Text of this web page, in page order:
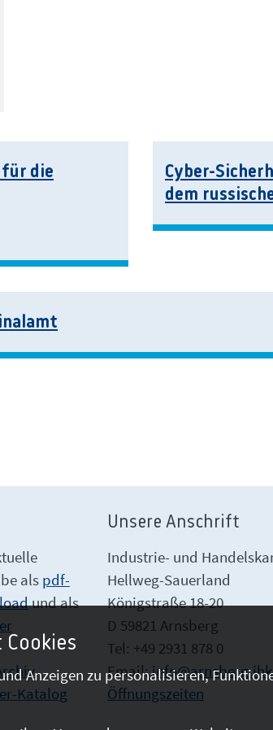
für die
Cyber-
dem
als pdf-
und als
Katalog
Unsere Anschrift
Industrie- und
Hellweg-Sauerland
Königstraße 18-20
D 59821 Arnsberg
Tel: +49 2931 878 0
Email:
Öffnungszeiten
Anzeigen zu personalisieren,